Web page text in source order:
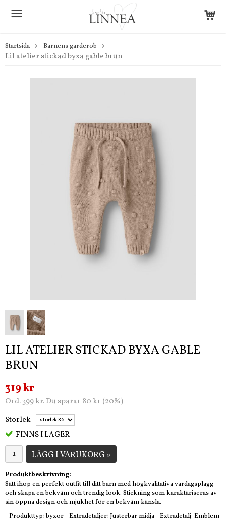
Startsida Barnens garderob
Lil atelier stickad byxa gable brun
LIL ATELIER STICKAD BYXA GABLE
BRUN
319 kr
Ord. 399 kr. Du sparar 80 kr (20%)
Storlek
FINNS I LAGER
LÄGG I VARUKORG »
Produktbeskrivning:
Sätt ihop en perfekt outfit till ditt barn med högkvalitativa vardagsplagg
och skapa en bekväm och trendig look. Stickning som karaktäriseras av
sin öppna design och mjukhet för en bekväm känsla.
- Produkttyp: byxor - Extradetaljer: Justerbar midja - Extradetalj: Emblem